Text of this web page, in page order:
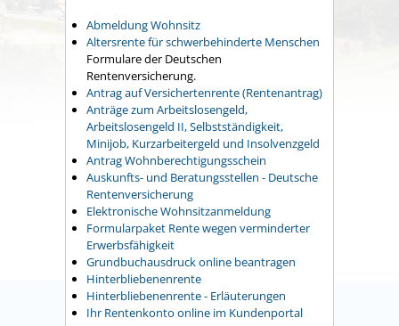
Abmeldung Wohnsitz
Altersrente für schwerbehinderte Menschen
Formulare der Deutschen
Rentenversicherung.
Antrag auf Versichertenrente (Rentenantrag)
Anträge zum Arbeitslosengeld,
Arbeitslosengeld II, Selbstständigkeit,
Minijob, Kurzarbeitergeld und Insolvenzgeld
Antrag Wohnberechtigungsschein
Auskunfts- und Beratungsstellen - Deutsche
Rentenversicherung
Elektronische Wohnsitzanmeldung
Formularpaket Rente wegen verminderter
Erwerbsfähigkeit
Grundbuchausdruck online beantragen
Hinterbliebenenrente
Hinterbliebenenrente - Erläuterungen
Ihr Rentenkonto online im Kundenportal